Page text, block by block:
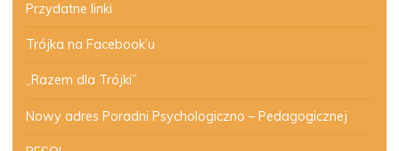
Przydatne linki
Trójka na Facebook’u
„Razem dla Trójki”
Nowy adres Poradni Psychologiczno – Pedagogicznej